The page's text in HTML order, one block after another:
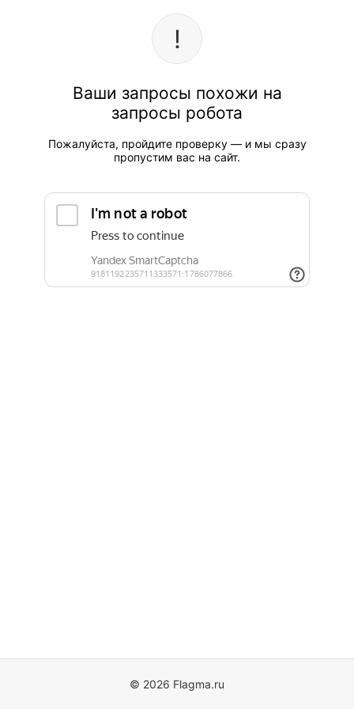
Ваши запросы похожи на
запросы робота
Пожалуйста, пройдите проверку — и мы сразу
пропустим вас на сайт.
© 2026 Flagma.ru